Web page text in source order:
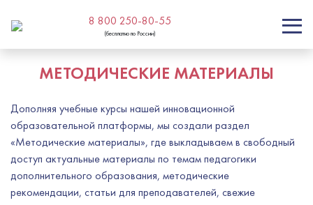
8 800 250-80-55
(бесплатно по России)
МЕТОДИЧЕСКИЕ МАТЕРИАЛЫ
Дополняя учебные курсы нашей инновационной
образовательной платформы, мы создали раздел
«Методические материалы», где выкладываем в свободный
доступ актуальные материалы по темам педагогики
дополнительного образования, методические
рекомендации, статьи для преподавателей, свежие